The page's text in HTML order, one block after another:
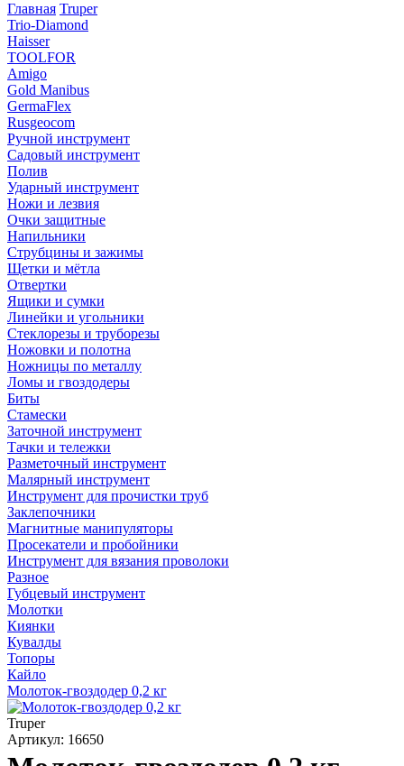
Главная Truper
Trio-Diamond
Haisser
TOOLFOR
Amigo
Gold Manibus
GermaFlex
Rusgeocom
Ручной инструмент
Садовый инструмент
Полив
Ударный инструмент
Ножи и лезвия
Очки защитные
Напильники
Струбцины и зажимы
Щетки и мётла
Отвертки
Ящики и сумки
Линейки и угольники
Стеклорезы и труборезы
Ножовки и полотна
Ножницы по металлу
Ломы и гвоздодеры
Биты
Стамески
Заточной инструмент
Тачки и тележки
Разметочный инструмент
Малярный инструмент
Инструмент для прочистки труб
Заклепочники
Магнитные манипуляторы
Просекатели и пробойники
Инструмент для вязания проволоки
Разное
Губцевый инструмент
Молотки
Киянки
Кувалды
Топоры
Кайло
Молоток-гвоздодер 0,2 кг
Truper
Артикул: 16650